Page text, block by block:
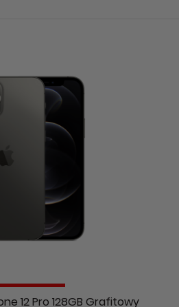
12 Pro 128GB Grafitowy